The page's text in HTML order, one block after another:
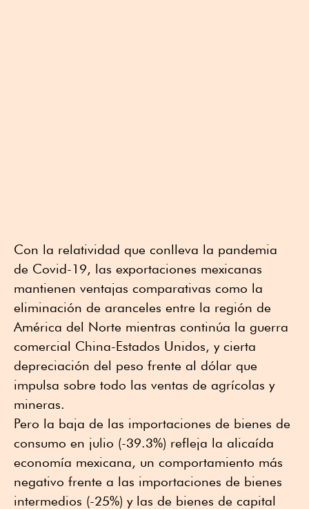
Con la relatividad que conlleva la pandemia
de Covid-19, las exportaciones mexicanas
mantienen ventajas comparativas como la
eliminación de aranceles entre la región de
América del Norte mientras continúa la guerra
comercial China-Estados Unidos, y cierta
depreciación del peso frente al dólar que
impulsa sobre todo las ventas de agrícolas y
mineras.
Pero la baja de las importaciones de bienes de
consumo en julio (-39.3%) refleja la alicaída
economía mexicana, un comportamiento más
negativo frente a las importaciones de bienes
intermedios (-25%) y las de bienes de capital